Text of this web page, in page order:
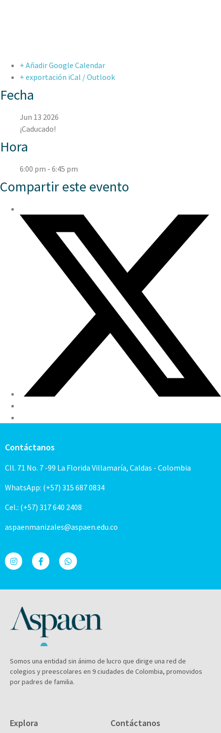
+ Añadir Google Calendar
+ exportación iCal / Outlook
Fecha
Jun 13 2026
¡Caducado!
Hora
6:00 pm - 6:45 pm
Compartir este evento
Contáctanos
Cll. 71 No. 7 -99 La Florida Villamaría, Caldas - Colombia
WhatsApp: (+57) 315 687 0834
Cel.: (+57) 317 640 2408
aspaenmanizales@aspaen.edu.co
Somos una entidad sin ánimo de lucro que dirige una red de
colegios y preescolares en 9 ciudades de Colombia, promovidos
por padres de familia.
Explora Contáctanos